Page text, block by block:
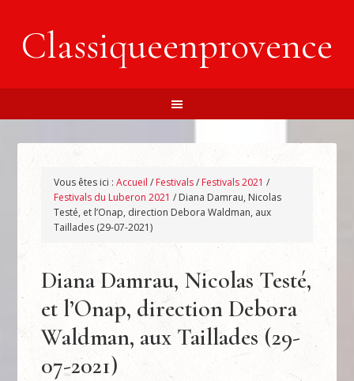
Classiqueenprovence
Vous êtes ici :Accueil / Festivals/ Festivals 2021 /
Festivals du Luberon 2021 / Diana Damrau, Nicolas
Testé, et l’Onap, direction Debora Waldman, aux
Taillades (29-07-2021)
Diana Damrau, Nicolas Testé,
et l’Onap, direction Debora
Waldman, aux Taillades (29-
07-2021)